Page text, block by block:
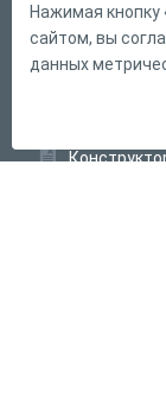
Справка
Форма
Нажимая кнопку
сайтом, вы
данных